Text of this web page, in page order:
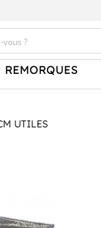
REMORQUES
UTILES